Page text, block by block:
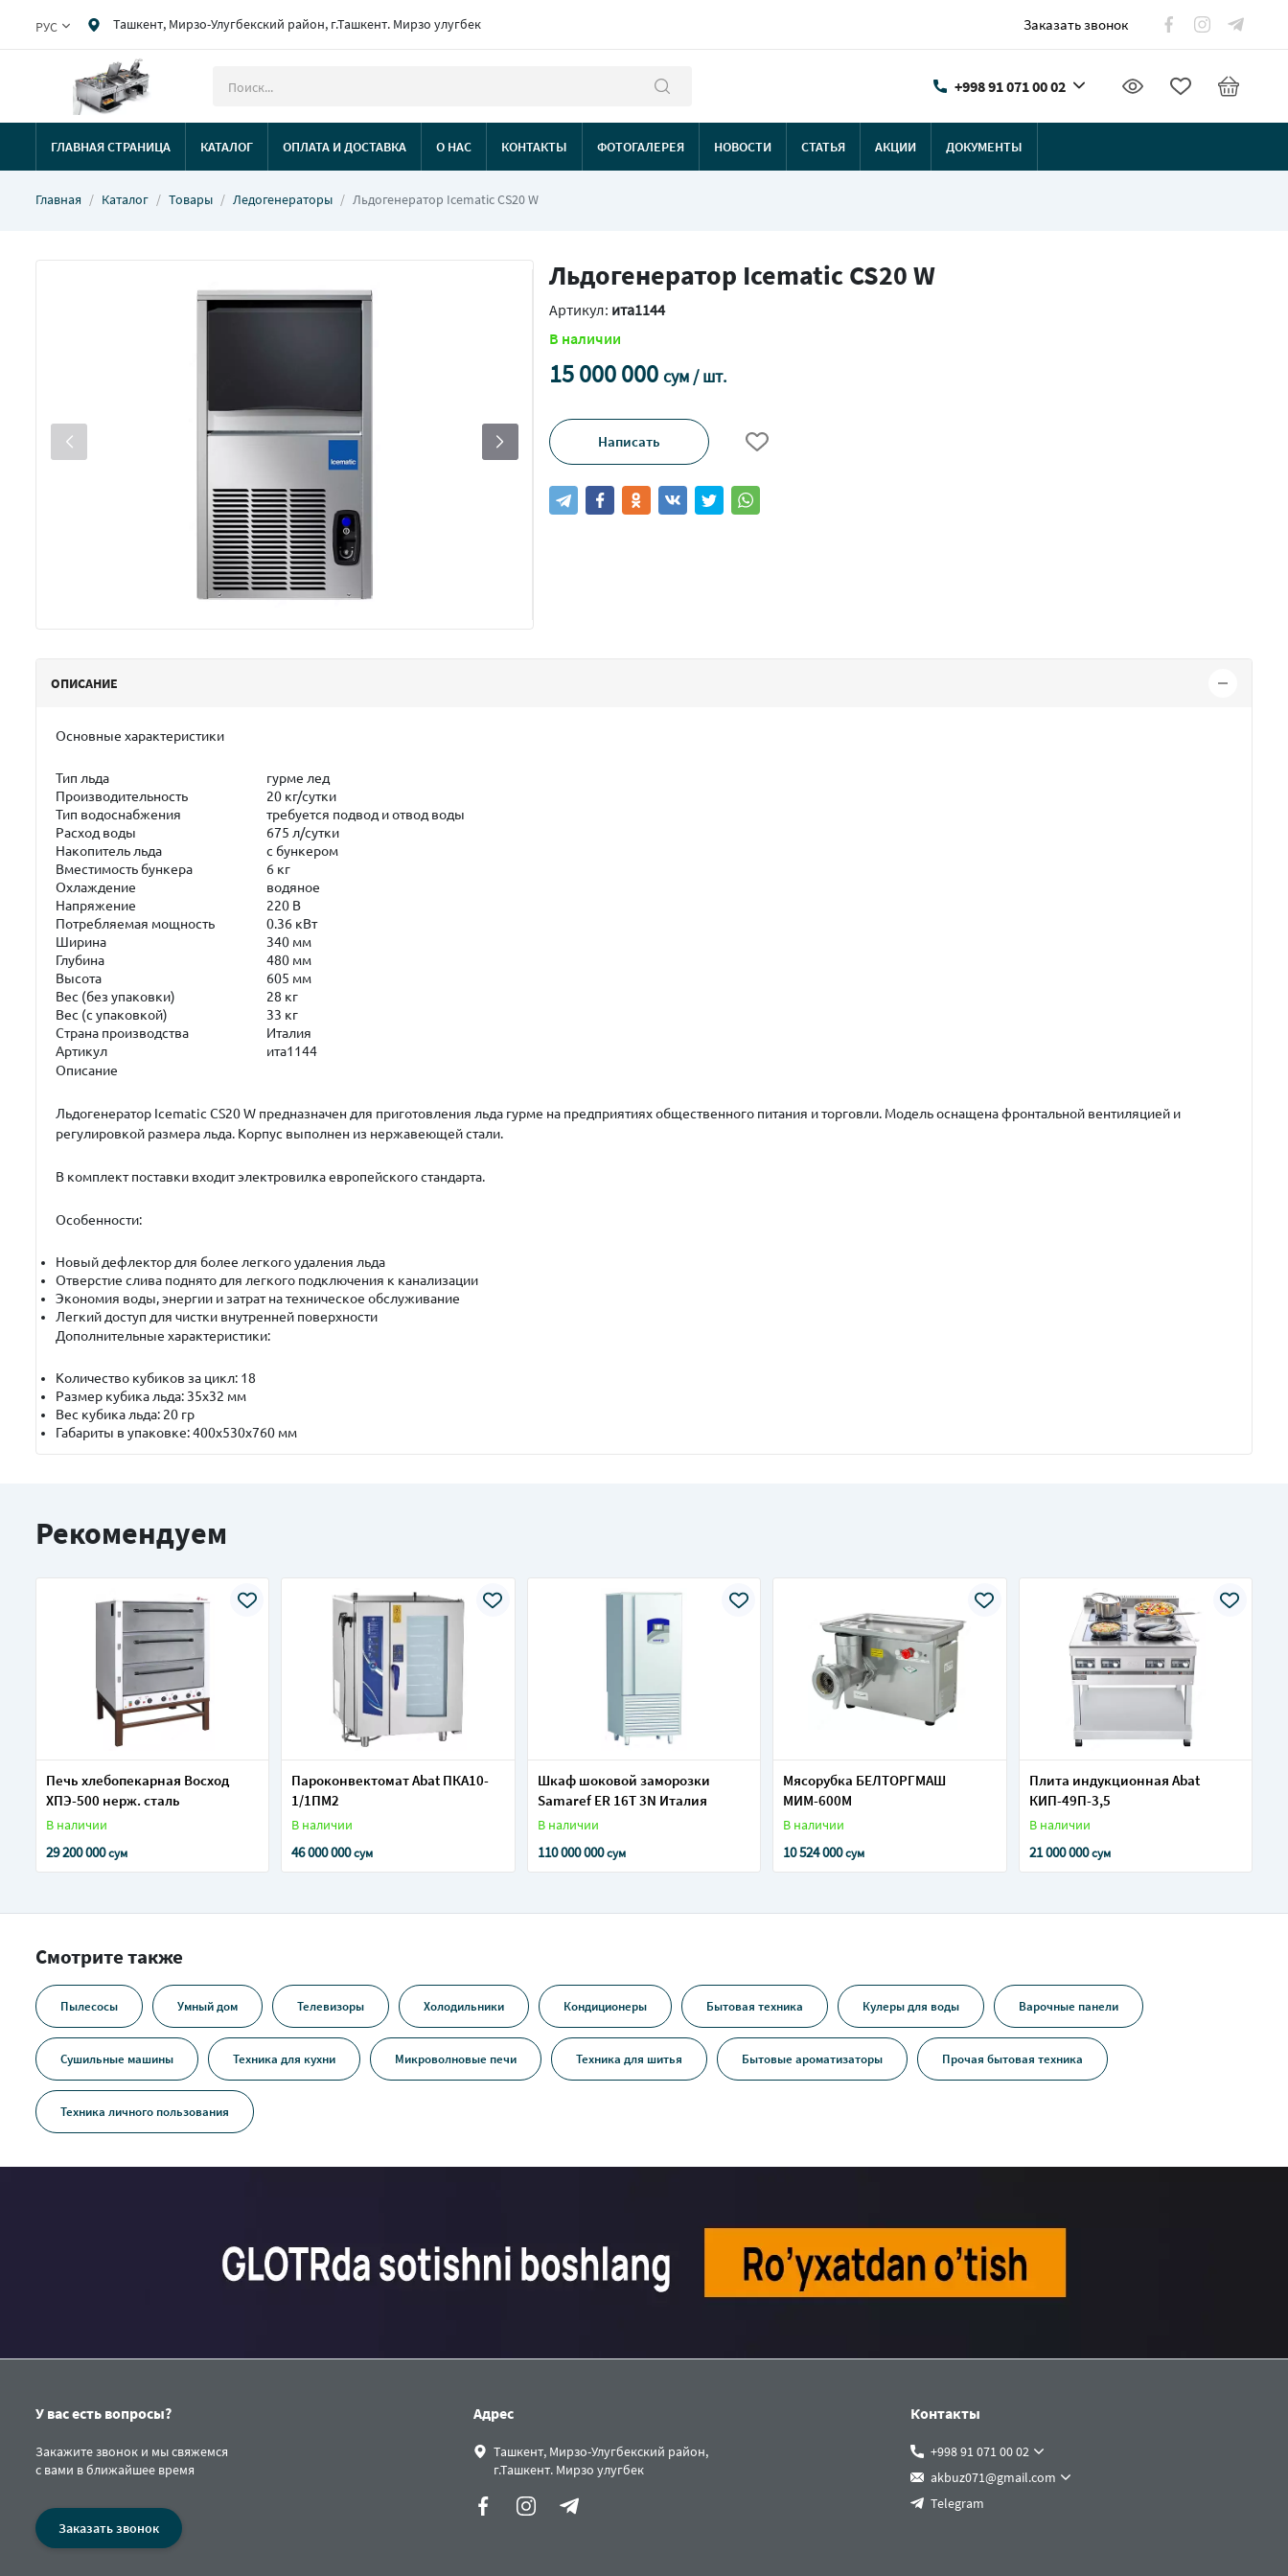
РУС Ташкент, Мирзо-Улугбекский район, г.Ташкент. Мирзо улугбек Заказать звонок
+998 91 071 00 02
ГЛАВНАЯ СТРАНИЦА КАТАЛОГ ОПЛАТА И ДОСТАВКА О НАС КОНТАКТЫ ФОТОГАЛЕРЕЯ НОВОСТИ СТАТЬЯ АКЦИИ ДОКУМЕНТЫ
Главная Каталог Товары Ледогенераторы Льдогенератор Icematic CS20 W
Льдогенератор Icematic CS20 W
Артикул: ита1144
В наличии
15 000 000 сум / шт.
Написать
ОПИСАНИЕ
Основные характеристики
Тип льда
гурме лед
Производительность
20 кг/сутки
Тип водоснабжения
требуется подвод и отвод воды
Расход воды
675 л/сутки
Накопитель льда
с бункером
Вместимость бункера
6 кг
Охлаждение
водяное
Напряжение
220 В
Потребляемая мощность
0.36 кВт
Ширина
340 мм
Глубина
480 мм
Высота
605 мм
Вес (без упаковки)
28 кг
Вес (с упаковкой)
33 кг
Страна производства
Италия
Артикул
ита1144
Описание
Льдогенератор Icematic CS20 W предназначен для приготовления льда гурме на предприятиях общественного питания и торговли. Модель оснащена фронтальной вентиляцией и
регулировкой размера льда. Корпус выполнен из нержавеющей стали.
В комплект поставки входит электровилка европейского стандарта.
Особенности:
Новый дефлектор для более легкого удаления льда
Отверстие слива поднято для легкого подключения к канализации
Экономия воды, энергии и затрат на техническое обслуживание
Легкий доступ для чистки внутренней поверхности
Дополнительные характеристики:
Количество кубиков за цикл: 18
Размер кубика льда: 35х32 мм
Вес кубика льда: 20 гр
Габариты в упаковке: 400х530х760 мм
Рекомендуем
Печь хлебопекарная Восход
ХПЭ-500 нерж. сталь
В наличии
29 200 000сум
Пароконвектомат Abat ПКА10-
1/1ПМ2
В наличии
46 000 000сум
Шкаф шоковой заморозки
Samaref ER 16T 3N Италия
В наличии
110 000 000сум
Мясорубка БЕЛТОРГМАШ
МИМ-600М
В наличии
10 524 000сум
Плита индукционная Abat
КИП-49П-3,5
В наличии
21 000 000сум
Смотрите также
Пылесосы Умный дом Телевизоры Холодильники Кондиционеры Бытовая техника Кулеры для воды Варочные панели
Сушильные машины Техника для кухни Микроволновые печи Техника для шитья Бытовые ароматизаторы Прочая бытовая техника
Техника личного пользования
У вас есть вопросы?
Закажите звонок и мы свяжемся
с вами в ближайшее время
Заказать звонок
Адрес
Ташкент, Мирзо-Улугбекский район,
г.Ташкент. Мирзо улугбек
Контакты
+998 91 071 00 02
akbuz071@gmail.com
Telegram